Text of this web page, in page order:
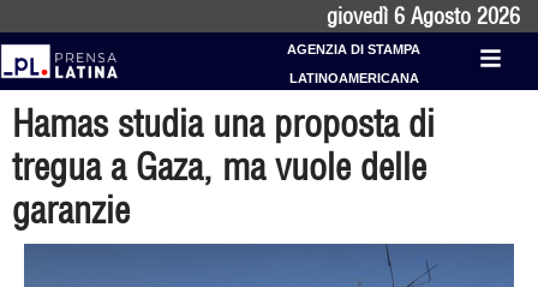
giovedì 6 Agosto 2026
AGENZIA DI STAMPA
LATINOAMERICANA
Hamas studia una proposta di
tregua a Gaza, ma vuole delle
garanzie